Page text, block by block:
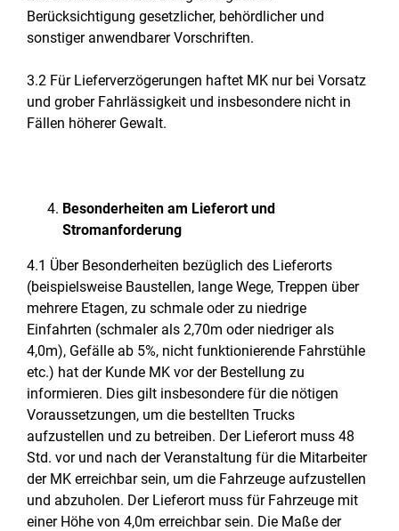
Berücksichtigung gesetzlicher, behördlicher und
sonstiger anwendbarer Vorschriften.
3.2 Für Lieferverzögerungen haftet MK nur bei Vorsatz
und grober Fahrlässigkeit und insbesondere nicht in
Fällen höherer Gewalt.
Besonderheiten am Lieferort und
Stromanforderung
4.1 Über Besonderheiten bezüglich des Lieferorts
(beispielsweise Baustellen, lange Wege, Treppen über
mehrere Etagen, zu schmale oder zu niedrige
Einfahrten (schmaler als 2,70m oder niedriger als
4,0m), Gefälle ab 5%, nicht funktionierende Fahrstühle
etc.) hat der Kunde MK vor der Bestellung zu
informieren. Dies gilt insbesondere für die nötigen
Voraussetzungen, um die bestellten Trucks
aufzustellen und zu betreiben. Der Lieferort muss 48
Std. vor und nach der Veranstaltung für die Mitarbeiter
der MK erreichbar sein, um die Fahrzeuge aufzustellen
und abzuholen. Der Lieferort muss für Fahrzeuge mit
einer Höhe von 4,0m erreichbar sein. Die Maße der